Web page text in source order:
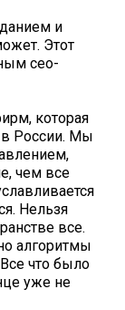
и
Этот
сео-
которая
в России. Мы
чем все
Нельзя
все.
алгоритмы
что было
уже не